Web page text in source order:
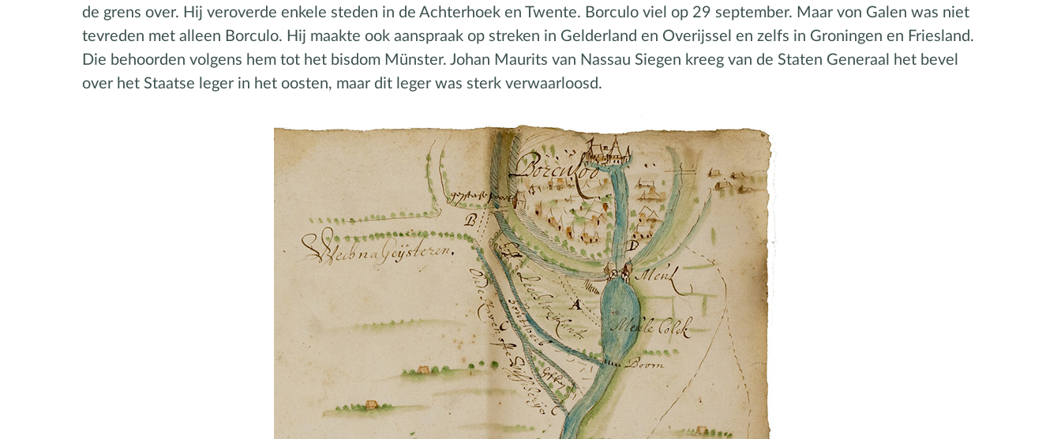
de grens over. Hij veroverde enkele steden in de Achterhoek en Twente. Borculo viel op 29 september. Maar von Galen was niet
tevreden met alleen Borculo. Hij maakte ook aanspraak op streken in Gelderland en Overijssel en zelfs in Groningen en Friesland.
Die behoorden volgens hem tot het bisdom Münster. Johan Maurits van Nassau Siegen kreeg van de Staten Generaal het bevel
over het Staatse leger in het oosten, maar dit leger was sterk verwaarloosd.